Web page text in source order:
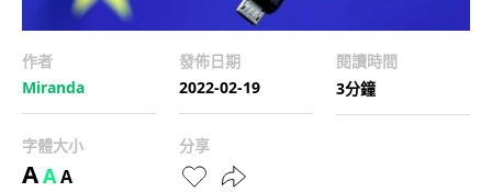
作者
Miranda
發佈日期
2022-02-19
閱讀時間
3分鐘
字體大小
AAA
分享